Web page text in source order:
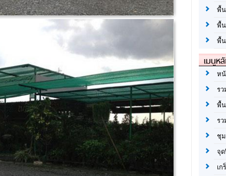
พื้น
พื้น
พื้น
เมนูห
ห
ร
พื้น
ร
ชุ
จุด
เก